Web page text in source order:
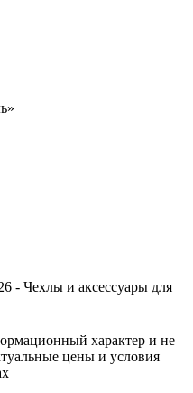
- Чехлы и аксессуары для
характер и не
цены и условия